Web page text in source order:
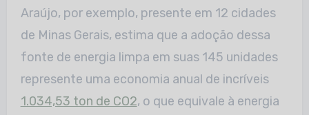
Araújo, por exemplo, presente em 12 cidades
de Minas Gerais, estima que a adoção dessa
fonte de energia limpa em suas 145 unidades
represente uma economia anual de incríveis
1.034,53 ton de CO2, o que equivale à energia